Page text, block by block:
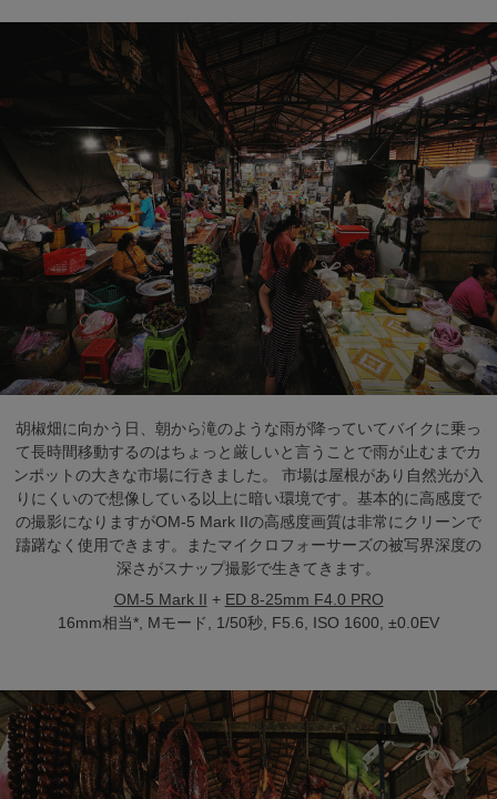
胡椒畑に向かう日、朝から滝のような雨が降っていてバイクに乗っ
て長時間移動するのはちょっと厳しいと言うことで雨が止むまでカ
ンポットの大きな市場に行きました。 市場は屋根があり自然光が入
りにくいので想像している以上に暗い環境です。基本的に高感度で
の撮影になりますがOM-5 Mark IIの高感度画質は非常にクリーンで
躊躇なく使用できます。またマイクロフォーサーズの被写界深度の
深さがスナップ撮影で生きてきます。
OM-5 Mark II + ED 8-25mm F4.0 PRO
16mm相当*, Mモード, 1/50秒, F5.6, ISO 1600, ±0.0EV